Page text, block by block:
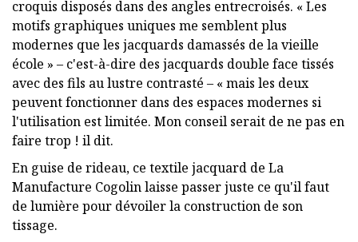
croquis disposés dans des angles entrecroisés. « Les
motifs graphiques uniques me semblent plus
modernes que les jacquards damassés de la vieille
école » – c'est-à-dire des jacquards double face tissés
avec des fils au lustre contrasté – « mais les deux
peuvent fonctionner dans des espaces modernes si
l'utilisation est limitée. Mon conseil serait de ne pas en
faire trop ! il dit.
En guise de rideau, ce textile jacquard de La
Manufacture Cogolin laisse passer juste ce qu'il faut
de lumière pour dévoiler la construction de son
tissage.